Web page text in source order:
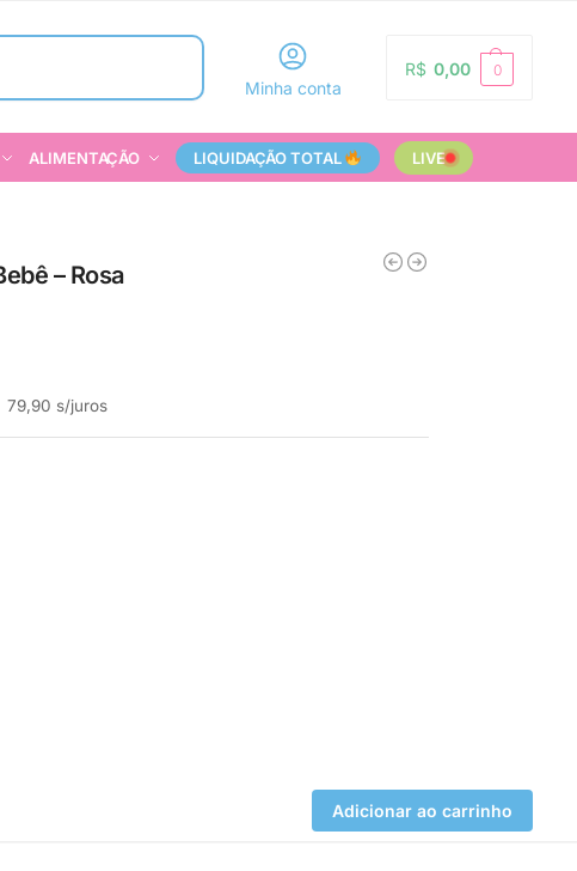
Pesquisar
Minha conta
R$ 0,00 0
ALIMENTAÇÃO LIQUIDAÇÃO TOTAL LIVE
– Rosa
79,90 s/juros
Adicionar ao carrinho